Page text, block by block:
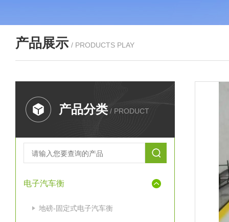
产品展示 / PRODUCTS PLAY
产品分类 / PRODUCT
电子汽车衡
地磅-固定式电子汽车衡